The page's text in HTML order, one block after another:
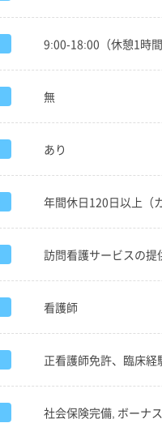
9:00-18:00（休憩1時間
無
あり
年間休日120日以上（
訪問看護サービスの提
看護師
正看護師免許、臨床経
社会保険完備, ボーナ